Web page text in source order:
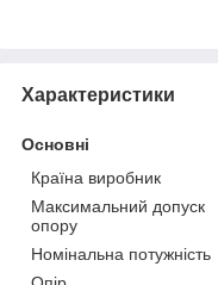
Характеристики
Основні
Країна виробник
Максимальний допуск
опору
Номінальна потужність